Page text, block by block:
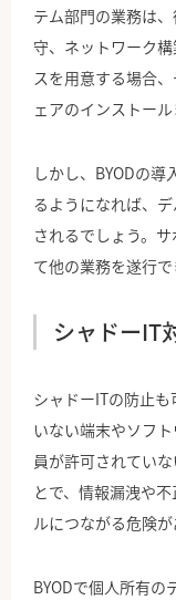
テム部門の業務は
守、ネットワーク
スを用意する場合
ェアのインストー
しかし、BYODの
るようになれば、
されるでしょう。
て他の業務を遂行で
シャドーIT
シャドーITの防止
いない端末やソフ
員が許可されてい
とで、情報漏洩や
ルにつながる危険が
BYODで個人所有の